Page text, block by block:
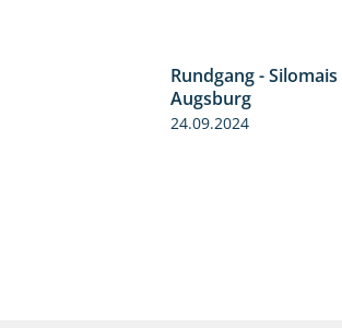
Rundgang -
Augsburg
24.09.2024